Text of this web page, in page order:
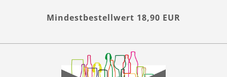
Mindestbestellwert 18,90 EUR